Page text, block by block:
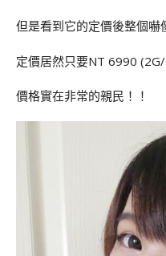
但是看到它的定價後整個嚇
定價居然只要NT 6990 (2G/
價格實在非常的親民！！